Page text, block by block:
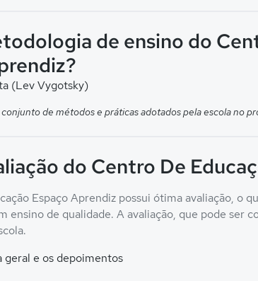
de ensino do
(Lev Vygotsky)
de métodos e práticas adotados pela escola no
do Centro De
Espaço Aprendiz possui ótima avaliação, o
ensino de qualidade. A avaliação, que pode ser
geral e os depoimentos